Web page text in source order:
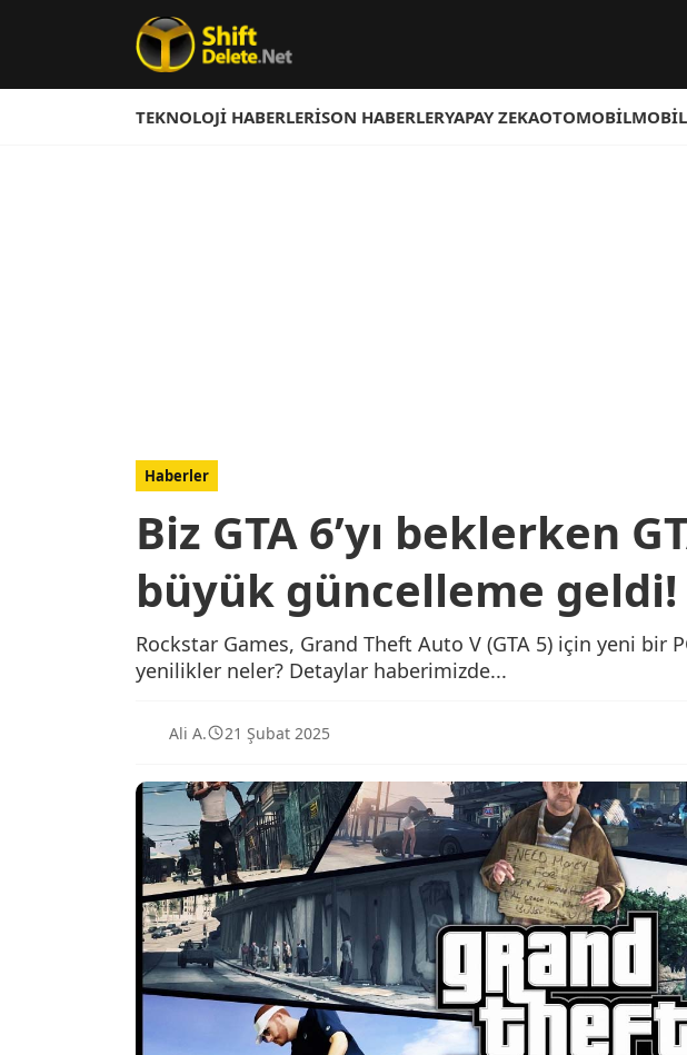
TEKNOLOJI HABERLERISON HABERLERYAPAY ZEKAOTOMOBILMOBIL
Haberler
Biz GTA 6’yı beklerken
büyük güncelleme geldi!
Rockstar Games, Grand Theft Auto V (GTA 5) için yeni bir
yenilikler neler? Detaylar haberimizde...
Ali A. 21 Şubat 2025